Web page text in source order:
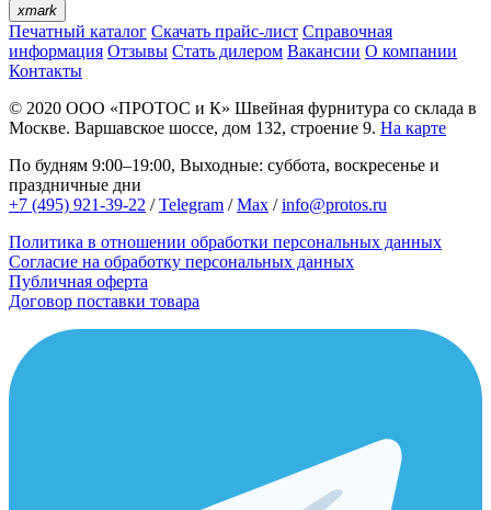
xmark
Печатный каталог Скачать прайс-лист Справочная
информация Отзывы Стать дилером Вакансии О компании
Контакты
© 2020 ООО «ПРОТОС и К» Швейная фурнитура со склада в
Москве. Варшавское шоссе, дом 132, строение 9. На карте
По будням 9:00–19:00, Выходные: суббота, воскресенье и
праздничные дни
+7 (495) 921-39-22 /Telegram /Max /info@protos.ru
Политика в отношении обработки персональных данных
Согласие на обработку персональных данных
Публичная оферта
Договор поставки товара